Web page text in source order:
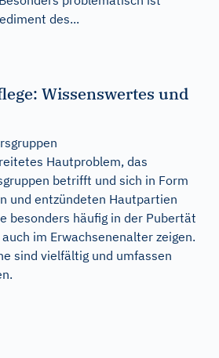
des...
Wissenswertes und
Hautproblem, das
betrifft und sich in Form
und entzündeten Hautpartien
besonders häufig in der Pubertät
im Erwachsenenalter zeigen.
sind vielfältig und umfassen